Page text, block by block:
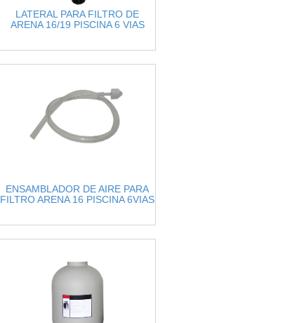
LATERAL PARA FILTRO DE
ARENA 16/19 PISCINA 6 VIAS
ENSAMBLADOR DE AIRE PARA
FILTRO ARENA 16 PISCINA 6VIAS